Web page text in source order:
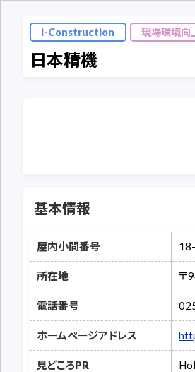
i-Construction 現場環境向
日本精機
基本情報
屋内小間番号
所在地 〒
電話番号
ホームページアドレス
見どころPR